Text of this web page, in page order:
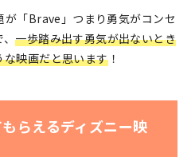
が「Brave」つまり勇気がコンセ
、一歩踏み出す勇気が出ないとき
な映画だと思います！
もらえるディズニー映